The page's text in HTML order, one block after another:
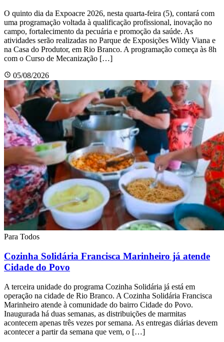
O quinto dia da Expoacre 2026, nesta quarta-feira (5), contará com
uma programação voltada à qualificação profissional, inovação no
campo, fortalecimento da pecuária e promoção da saúde. As
atividades serão realizadas no Parque de Exposições Wildy Viana e
na Casa do Produtor, em Rio Branco. A programação começa às 8h
com o Curso de Mecanização […]
05/08/2026
Para Todos
Cozinha Solidária Francisca Marinheiro já atende
Cidade do Povo
A terceira unidade do programa Cozinha Solidária já está em
operação na cidade de Rio Branco. A Cozinha Solidária Francisca
Marinheiro atende à comunidade do bairro Cidade do Povo.
Inaugurada há duas semanas, as distribuições de marmitas
acontecem apenas três vezes por semana. As entregas diárias devem
acontecer a partir da semana que vem, o […]